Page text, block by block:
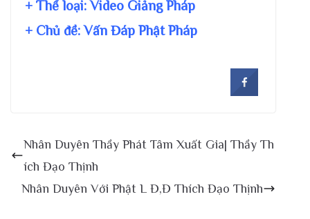
+ Thể loại: Video Giảng Pháp
+ Chủ đề:Vấn Đáp Phật Pháp
Nhân Duyên Thầy Phát Tâm Xuất Gia| Thầy Th
ích Đạo Thịnh
Nhân Duyên Với Phật L Đ,Đ Thích Đạo Thịnh